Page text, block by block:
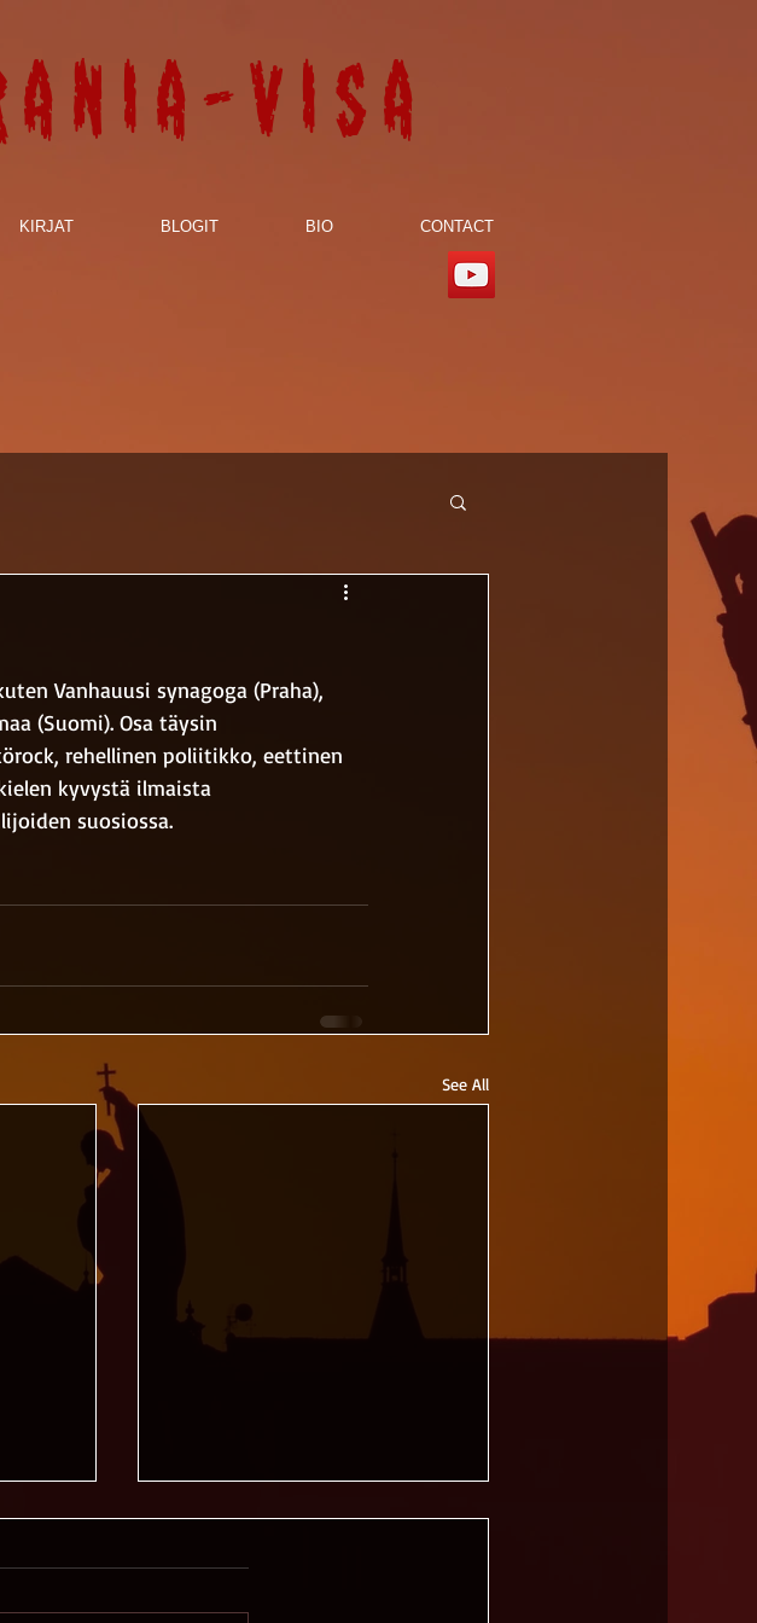
visa
KIRJAT BLOGIT BIO CONTACT
Vanhauusi synagoga (Praha),
(Suomi). Osa täysin
rehellinen poliitikko, eettinen
kyvystä ilmaista
suosiossa.
See All